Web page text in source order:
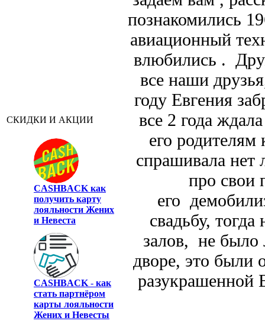
СКИДКИ И АКЦИИ
CASHBACK как
получить карту
лояльности Жених
и Невеста
CASHBACK- как
стать партнёром
карты лояльности
Жених и Невесты
познакомились
авиационный
влюбились .
все наши
году Евгения
все 2 года
его родителям
спрашивала нет
про свои
его
свадьбу,
залов, не было
дворе, это
разукрашенной